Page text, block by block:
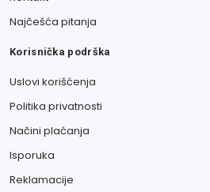
Najčešća pitanja
Korisnička podrška
Uslovi korišćenja
Politika privatnosti
Načini plaćanja
Isporuka
Reklamacije